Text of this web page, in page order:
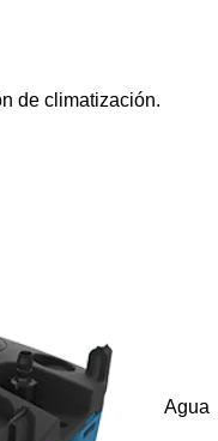
de climatización.
Agua